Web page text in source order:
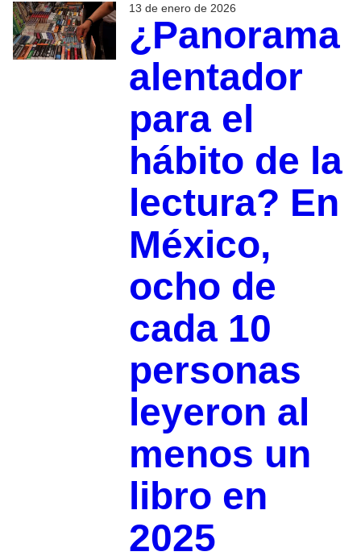
13 de enero de 2026
¿Panorama
alentador
para el
hábito de la
lectura? En
México,
ocho de
cada 10
personas
leyeron al
menos un
libro en
2025